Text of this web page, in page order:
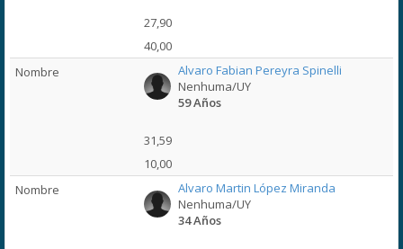
27,90
40,00
Alvaro Fabian Pereyra Spinelli
Nenhuma/UY
59 Años
31,59
10,00
Alvaro Martin López Miranda
Nenhuma/UY
34 Años